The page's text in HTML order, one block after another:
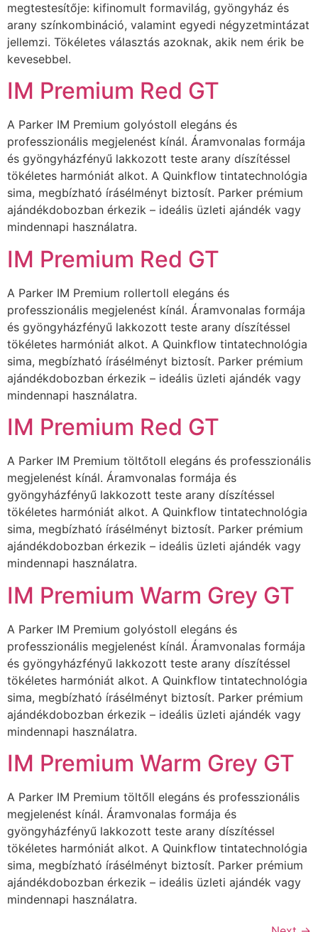
megtestesítője: kifinomult formavilág, gyöngyház és
arany színkombináció, valamint egyedi négyzetmintázat
jellemzi. Tökéletes választás azoknak, akik nem érik be
kevesebbel.
IM Premium Red GT
A Parker IM Premium golyóstoll elegáns és
professzionális megjelenést kínál. Áramvonalas formája
és gyöngyházfényű lakkozott teste arany díszítéssel
tökéletes harmóniát alkot. A Quinkflow tintatechnológia
sima, megbízható írásélményt biztosít. Parker prémium
ajándékdobozban érkezik – ideális üzleti ajándék vagy
mindennapi használatra.
IM Premium Red GT
A Parker IM Premium rollertoll elegáns és
professzionális megjelenést kínál. Áramvonalas formája
és gyöngyházfényű lakkozott teste arany díszítéssel
tökéletes harmóniát alkot. A Quinkflow tintatechnológia
sima, megbízható írásélményt biztosít. Parker prémium
ajándékdobozban érkezik – ideális üzleti ajándék vagy
mindennapi használatra.
IM Premium Red GT
A Parker IM Premium töltőtoll elegáns és professzionális
megjelenést kínál. Áramvonalas formája és
gyöngyházfényű lakkozott teste arany díszítéssel
tökéletes harmóniát alkot. A Quinkflow tintatechnológia
sima, megbízható írásélményt biztosít. Parker prémium
ajándékdobozban érkezik – ideális üzleti ajándék vagy
mindennapi használatra.
IM Premium Warm Grey GT
A Parker IM Premium golyóstoll elegáns és
professzionális megjelenést kínál. Áramvonalas formája
és gyöngyházfényű lakkozott teste arany díszítéssel
tökéletes harmóniát alkot. A Quinkflow tintatechnológia
sima, megbízható írásélményt biztosít. Parker prémium
ajándékdobozban érkezik – ideális üzleti ajándék vagy
mindennapi használatra.
IM Premium Warm Grey GT
A Parker IM Premium töltőll elegáns és professzionális
megjelenést kínál. Áramvonalas formája és
gyöngyházfényű lakkozott teste arany díszítéssel
tökéletes harmóniát alkot. A Quinkflow tintatechnológia
sima, megbízható írásélményt biztosít. Parker prémium
ajándékdobozban érkezik – ideális üzleti ajándék vagy
mindennapi használatra.